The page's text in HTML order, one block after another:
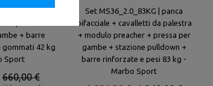
+ barre
42 kg
Sport
660,00 €
Set MS36_2.0_83KG | panca
bifacciale + cavalletti da palestra
+ modulo preacher + pressa per
gambe + stazione pulldown +
barre rinforzate e pesi 83 kg -
Marbo Sport